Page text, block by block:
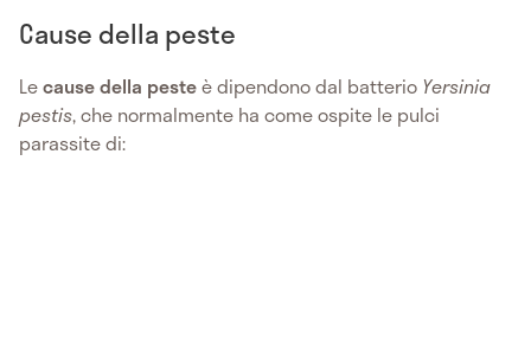
Cause della peste
Lecause della pesteè dipendono dal batterio Yersinia
pestis, che normalmente ha come ospite le pulci
parassite di: